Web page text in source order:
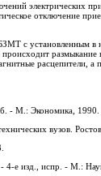
электрических
отключение
с установленным
размыкание
расцепители,
- М.: Экономика, 1990.
вузов.
изд., испр. - М.: